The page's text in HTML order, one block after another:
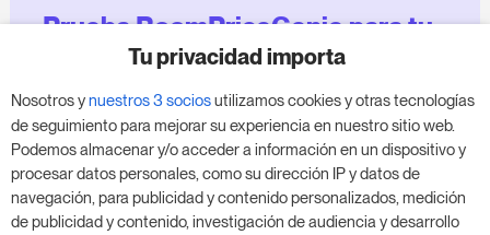
Prueba RoomPriceGenie para tu
negocio
Aprovecha nuestra prueba de 14 días y mejora tu
negocio, sin compromiso.
Agenda una reunión para empezar tu prueba
gratuita de 14 días.
Tu privacidad importa
Nosotros ynuestros 3 sociosutilizamos cookies y otras tecnologías
de seguimiento para mejorar su experiencia en nuestro sitio web.
Podemos almacenar y/o acceder a información en un dispositivo y
procesar datos personales, como su dirección IP y datos de
navegación, para publicidad y contenido personalizados, medición
de publicidad y contenido, investigación de audiencia y desarrollo